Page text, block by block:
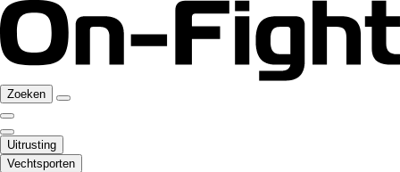
Zoeken
Uitrusting
Vechtsporten